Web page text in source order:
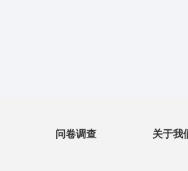
问卷调查 关于我